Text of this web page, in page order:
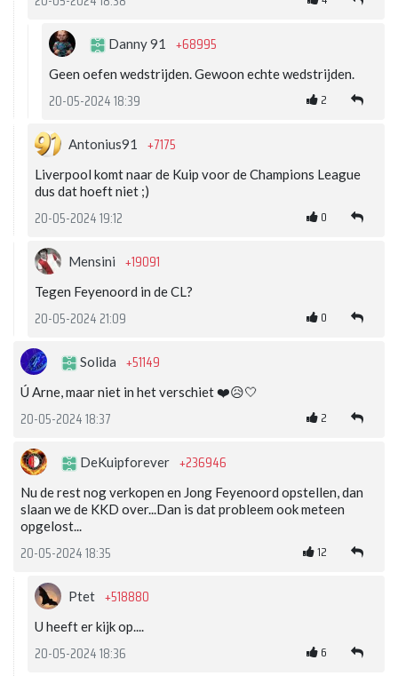
Danny 91 +68995
Geen oefen wedstrijden. Gewoon echte wedstrijden.
20-05-2024 18:39 2
Antonius91 +7175
Liverpool komt naar de Kuip voor de Champions League
dus dat hoeft niet ;)
20-05-2024 19:12 0
Mensini +19091
Tegen Feyenoord in de CL?
20-05-2024 21:09 0
Solida +51149
Ú Arne, maar niet in het verschiet ❤️😥🤍
20-05-2024 18:37 2
DeKuipforever +236946
Nu de rest nog verkopen en Jong Feyenoord opstellen, dan
slaan we de KKD over...Dan is dat probleem ook meteen
opgelost...
20-05-2024 18:35 12
Ptet +518880
U heeft er kijk op....
20-05-2024 18:36 6